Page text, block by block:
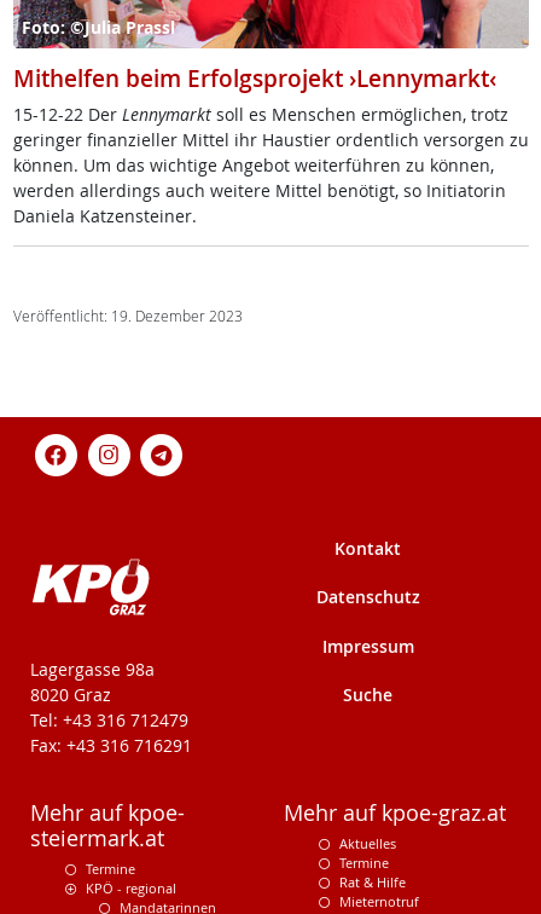
Foto: ©Julia Prassl
Mithelfen beim Erfolgsprojekt ›Lennymarkt‹
15-12-22 Der Len­ny­markt soll es Men­schen er­mög­li­chen, trotz
ge­rin­ger fi­nan­zi­el­ler Mit­tel ihr Haus­tier or­dent­lich ver­sor­gen zu
kön­nen. Um das wich­ti­ge An­ge­bot wei­ter­füh­ren zu kön­nen,
wer­den al­ler­dings auch wei­te­re Mit­tel be­nö­t­igt, so In­i­tia­to­rin
Da­nie­la Kat­zen­stei­ner.
Veröffentlicht: 19. Dezember 2023
KPÖ-Steiermark
Lagergasse 98a
8020 Graz
Tel: +43 316 712479
Fax: +43 316 716291
Kontakt
Datenschutz
Impressum
Suche
Mehr auf kpoe-
steiermark.at
Termine
KPÖ - regional
Mandatarinnen
Mehr auf kpoe-graz.at
Aktuelles
Termine
Rat & Hilfe
Mieternotruf